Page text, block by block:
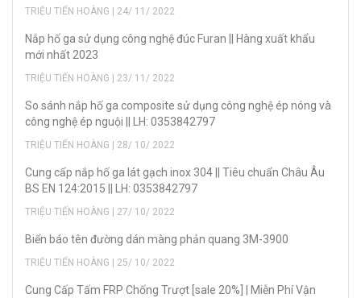
TRIỆU TIẾN HOÀNG | 24/ 11/ 2022
Nắp hố ga sử dụng công nghệ đúc Furan || Hàng xuất khẩu
mới nhất 2023
TRIỆU TIẾN HOÀNG | 23/ 11/ 2022
So sánh nắp hố ga composite sử dụng công nghệ ép nóng và
công nghệ ép nguội || LH: 0353842797
TRIỆU TIẾN HOÀNG | 28/ 10/ 2022
Cung cấp nắp hố ga lát gạch inox 304 || Tiêu chuẩn Châu Âu
BS EN 124:2015 || LH: 0353842797
TRIỆU TIẾN HOÀNG | 27/ 10/ 2022
Biển báo tên đường dán màng phản quang 3M-3900
TRIỆU TIẾN HOÀNG | 25/ 10/ 2022
Cung Cấp Tấm FRP Chống Trượt [sale 20%] | Miễn Phí Vận